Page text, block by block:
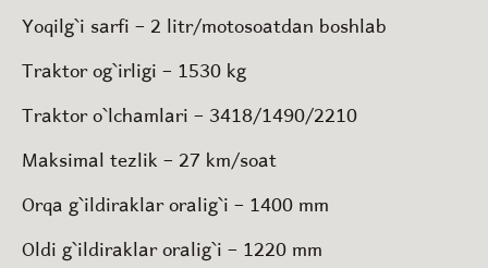
Yoqilg`i sarfi – 2 litr/motosoatdan boshlab
Traktor og`irligi – 1530 kg
Traktor o`lchamlari – 3418/1490/2210
Maksimal tezlik – 27 km/soat
Orqa g`ildiraklar oralig`i – 1400 mm
Oldi g`ildiraklar oralig`i – 1220 mm